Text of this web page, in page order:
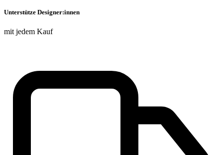
Unterstütze Designer:innen
mit jedem Kauf